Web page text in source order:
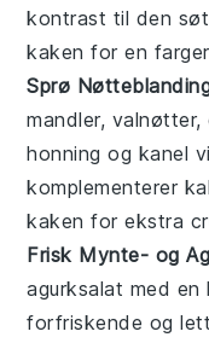
kontrast til den
kaken for en
Sprø
mandler, valnøtter,
honning og kanel
komplementerer
kaken for ekstra
Frisk Mynte- og
agurksalat med en
forfriskende og